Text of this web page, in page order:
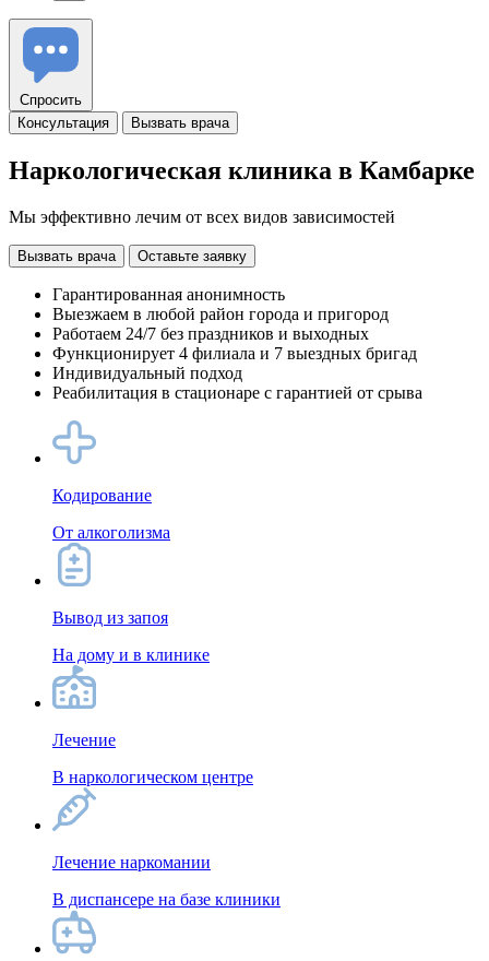
Спросить
Консультация
Вызвать врача
Наркологическая клиника в Камбарке
Мы эффективно лечим от всех видов зависимостей
Вызвать врача Оставьте заявку
Гарантированная анонимность
Выезжаем в любой район города и пригород
Работаем 24/7 без праздников и выходных
Функционирует 4 филиала и 7 выездных бригад
Индивидуальный подход
Реабилитация в стационаре с гарантией от срыва
Кодирование
От алкоголизма
Вывод из запоя
На дому и в клинике
Лечение
В наркологическом центре
Лечение наркомании
В диспансере на базе клиники